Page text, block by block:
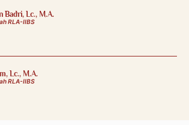
Badri, Lc., M.A.
RLA-IIBS
Lc., M.A.
RLA-IIBS